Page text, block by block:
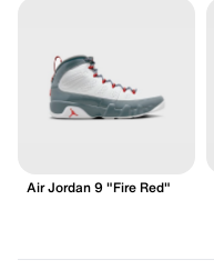
Air Jordan 9 "Fire Red"